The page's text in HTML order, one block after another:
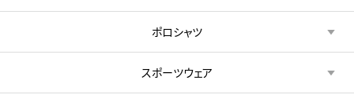
ポロシャツ
スポーツウェア